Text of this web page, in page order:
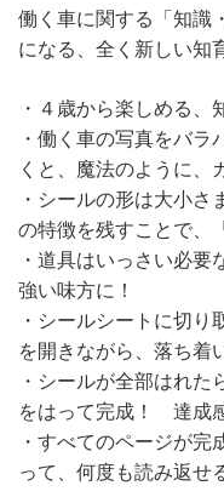
働く車に関する「知識
になる、全く新しい知
・４歳から楽しめる、
・働く車の写真をバ
くと、魔法のように、
・シールの形は大小
の特徴を残すことで、
・道具はいっさい必
強い味方に！
・シールシートに切
を開きながら、落ち着
・シールが全部はれた
をはって完成！ 達成
・すべてのページが
って、何度も読み返せ